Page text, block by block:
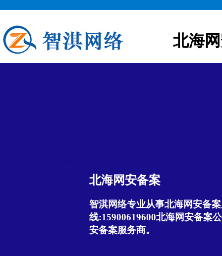
北海
北海网安备案
智淇网络专业从事北海网安备
线:15900619600北海网安备案
安备案服务商。